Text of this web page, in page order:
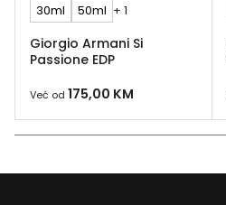
30ml 50ml + 1
Giorgio Armani Si
Passione EDP
Već od 175,00 KM